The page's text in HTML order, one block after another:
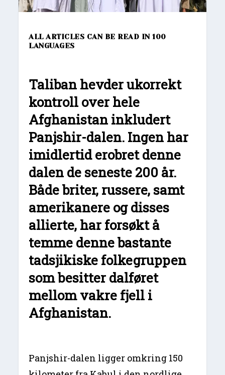
ALL ARTICLES CAN BE READ IN 100
LANGUAGES
Taliban hevder ukorrekt
kontroll over hele
Afghanistan inkludert
Panjshir-dalen. Ingen har
imidlertid erobret denne
dalen de seneste 200 år.
Både briter, russere, samt
amerikanere og disses
allierte, har forsøkt å
temme denne bastante
tadsjikiske folkegruppen
som besitter dalføret
mellom vakre fjell i
Afghanistan.
Panjshir-dalen ligger omkring 150